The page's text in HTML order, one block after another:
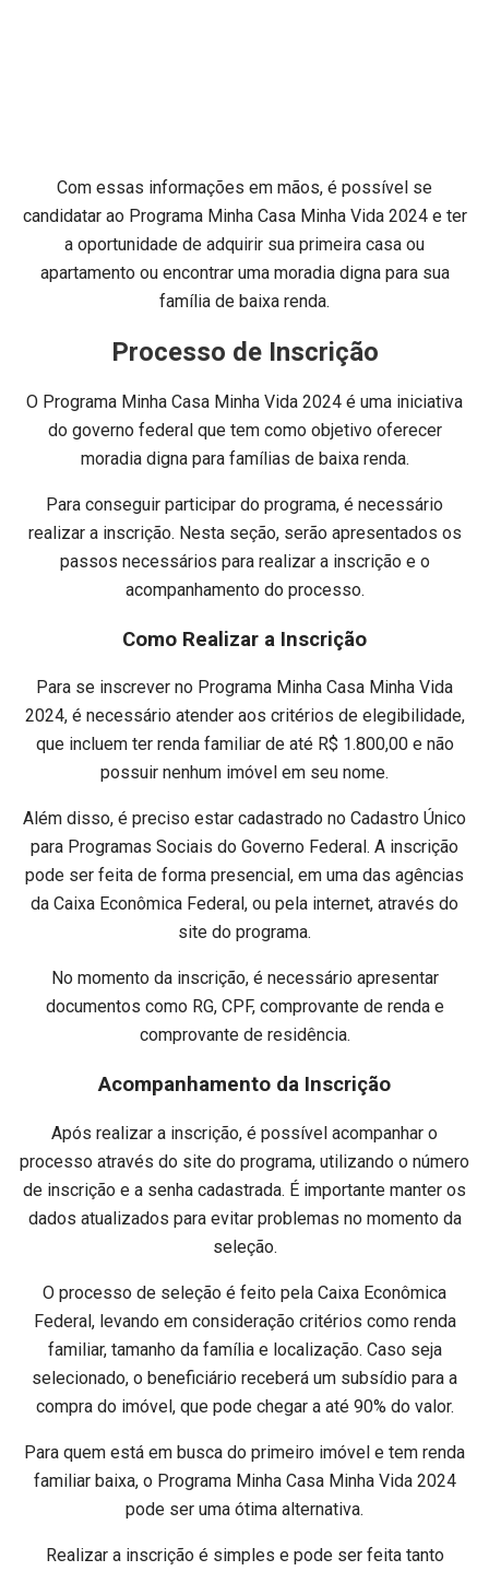
Com essas informações em mãos, é possível se
candidatar ao Programa Minha Casa Minha Vida 2024 e ter
a oportunidade de adquirir sua primeira casa ou
apartamento ou encontrar uma moradia digna para sua
família de baixa renda.
Processo de Inscrição
O Programa Minha Casa Minha Vida 2024 é uma iniciativa
do governo federal que tem como objetivo oferecer
moradia digna para famílias de baixa renda.
Para conseguir participar do programa, é necessário
realizar a inscrição. Nesta seção, serão apresentados os
passos necessários para realizar a inscrição e o
acompanhamento do processo.
Como Realizar a Inscrição
Para se inscrever no Programa Minha Casa Minha Vida
2024, é necessário atender aos critérios de elegibilidade,
que incluem ter renda familiar de até R$ 1.800,00 e não
possuir nenhum imóvel em seu nome.
Além disso, é preciso estar cadastrado no Cadastro Único
para Programas Sociais do Governo Federal. A inscrição
pode ser feita de forma presencial, em uma das agências
da Caixa Econômica Federal, ou pela internet, através do
site do programa.
No momento da inscrição, é necessário apresentar
documentos como RG, CPF, comprovante de renda e
comprovante de residência.
Acompanhamento da Inscrição
Após realizar a inscrição, é possível acompanhar o
processo através do site do programa, utilizando o número
de inscrição e a senha cadastrada. É importante manter os
dados atualizados para evitar problemas no momento da
seleção.
O processo de seleção é feito pela Caixa Econômica
Federal, levando em consideração critérios como renda
familiar, tamanho da família e localização. Caso seja
selecionado, o beneficiário receberá um subsídio para a
compra do imóvel, que pode chegar a até 90% do valor.
Para quem está em busca do primeiro imóvel e tem renda
familiar baixa, o Programa Minha Casa Minha Vida 2024
pode ser uma ótima alternativa.
Realizar a inscrição é simples e pode ser feita tanto